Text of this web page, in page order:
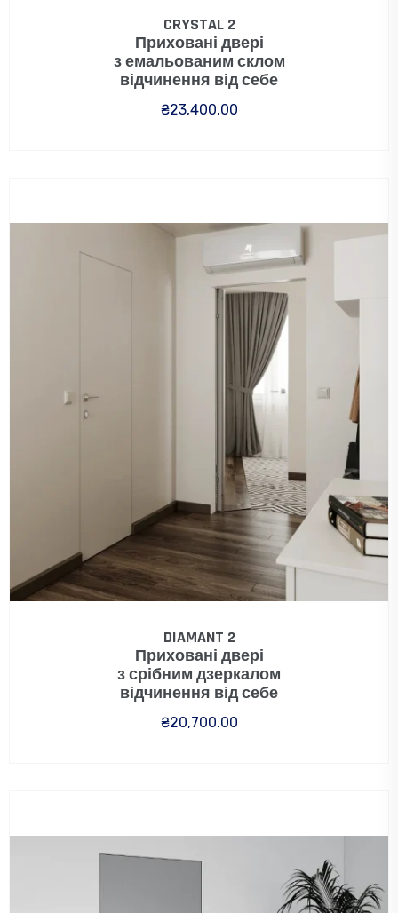
CRYSTAL 2
Приховані двері
з емальованим склом
відчинення від себе
₴23,400.00
DIAMANT 2
Приховані двері
з срібним дзеркалом
відчинення від себе
₴20,700.00